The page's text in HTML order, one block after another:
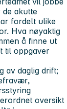
de akutte
fordelt ulike
Hva nøyaktig
å finne ut
til oppgaver
av daglig drift;
oversikt